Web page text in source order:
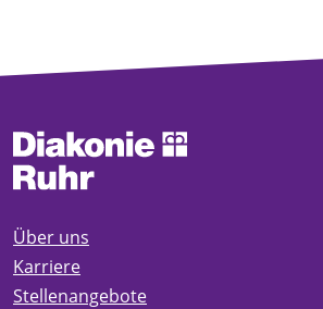
Über uns
Karriere
Stellenangebote